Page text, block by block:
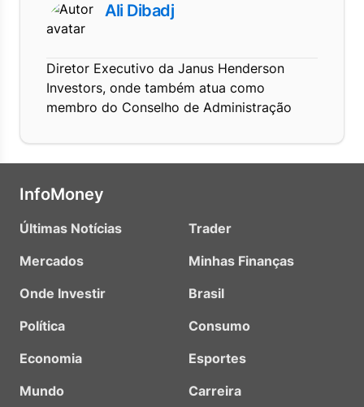
Ali Dibadj
Diretor Executivo da Janus Henderson
Investors, onde também atua como
membro do Conselho de Administração
InfoMoney
Últimas Notícias
Mercados
Onde Investir
Política
Economia
Mundo
Trader
Minhas Finanças
Brasil
Consumo
Esportes
Carreira